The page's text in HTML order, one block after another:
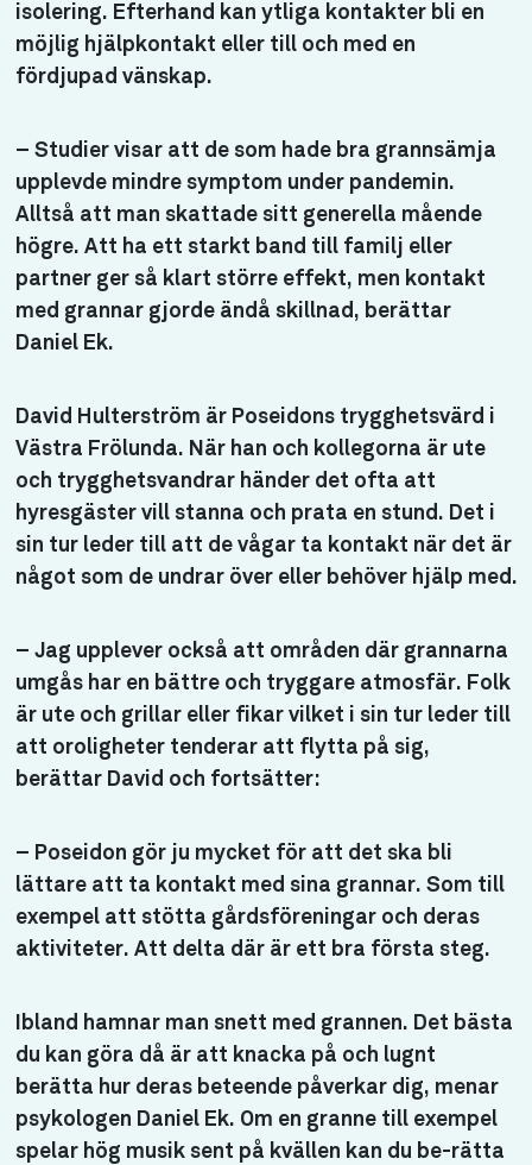
isolering. Efterhand kan ytliga kontakter bli en
möjlig hjälpkontakt eller till och med en
fördjupad vänskap.
– Studier visar att de som hade bra grannsämja
upplevde mindre symptom under pandemin.
Alltså att man skattade sitt generella mående
högre. Att ha ett starkt band till familj eller
partner ger så klart större effekt, men kontakt
med grannar gjorde ändå skillnad, berättar
Daniel Ek.
David Hulterström är Poseidons trygghetsvärd i
Västra Frölunda. När han och kollegorna är ute
och trygghetsvandrar händer det ofta att
hyresgäster vill stanna och prata en stund. Det i
sin tur leder till att de vågar ta kontakt när det är
något som de undrar över eller behöver hjälp med.
– Jag upplever också att områden där grannarna
umgås har en bättre och tryggare atmosfär. Folk
är ute och grillar eller fikar vilket i sin tur leder till
att oroligheter tenderar att flytta på sig,
berättar David och fortsätter:
– Poseidon gör ju mycket för att det ska bli
lättare att ta kontakt med sina grannar. Som till
exempel att stötta gårdsföreningar och deras
aktiviteter. Att delta där är ett bra första steg.
Ibland hamnar man snett med grannen. Det bästa
du kan göra då är att knacka på och lugnt
berätta hur deras beteende påverkar dig, menar
psykologen Daniel Ek. Om en granne till exempel
spelar hög musik sent på kvällen kan du be-rätta